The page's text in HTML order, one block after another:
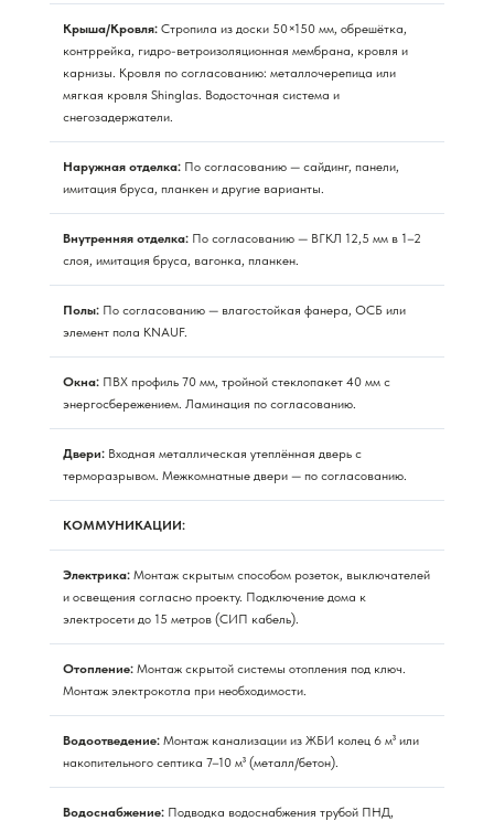
Крыша/Кровля: Стропила из доски 50×150 мм, обрешётка,
контррейка, гидро-ветроизоляционная мембрана, кровля и
карнизы. Кровля по согласованию: металлочерепица или
мягкая кровля Shinglas. Водосточная система и
снегозадержатели.
Наружная отделка: По согласованию — сайдинг, панели,
имитация бруса, планкен и другие варианты.
Внутренняя отделка: По согласованию — ВГКЛ 12,5 мм в 1–2
слоя, имитация бруса, вагонка, планкен.
Полы: По согласованию — влагостойкая фанера, ОСБ или
элемент пола KNAUF.
Окна: ПВХ профиль 70 мм, тройной стеклопакет 40 мм с
энергосбережением. Ламинация по согласованию.
Двери: Входная металлическая утеплённая дверь с
терморазрывом. Межкомнатные двери — по согласованию.
КОММУНИКАЦИИ:
Электрика: Монтаж скрытым способом розеток, выключателей
и освещения согласно проекту. Подключение дома к
электросети до 15 метров (СИП кабель).
Отопление: Монтаж скрытой системы отопления под ключ.
Монтаж электрокотла при необходимости.
Водоотведение: Монтаж канализации из ЖБИ колец 6 м³ или
накопительного септика 7–10 м³ (металл/бетон).
Водоснабжение: Подводка водоснабжения трубой ПНД,